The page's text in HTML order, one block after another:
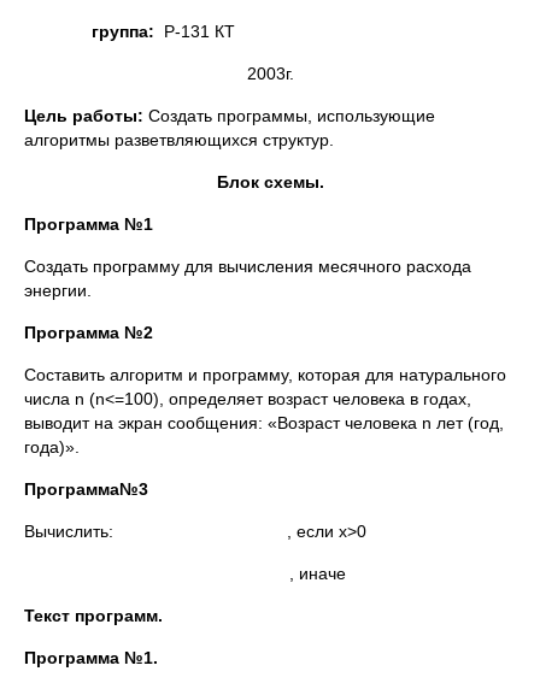
группа: Р-131 КТ
2003г.
Цель работы: Создать программы, использующие
алгоритмы разветвляющихся структур.
Блок схемы.
Программа №1
Создать программу для вычисления месячного расхода
энергии.
Программа №2
Составить алгоритм и программу, которая для натурального
числа n (n<=100), определяет возраст человека в годах,
выводит на экран сообщения: «Возраст человека n лет (год,
года)».
Программа№3
Вычислить: , если x>0
, иначе
Текст программ.
Программа №1.